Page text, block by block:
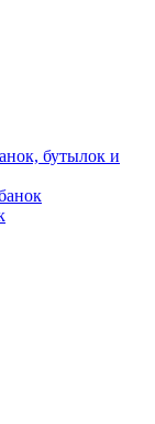
бутылок и